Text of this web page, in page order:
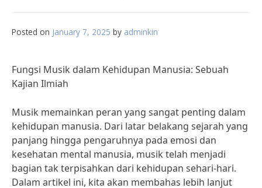
Posted on January 7, 2025 by adminkin
Fungsi Musik dalam Kehidupan Manusia: Sebuah
Kajian Ilmiah
Musik memainkan peran yang sangat penting dalam
kehidupan manusia. Dari latar belakang sejarah yang
panjang hingga pengaruhnya pada emosi dan
kesehatan mental manusia, musik telah menjadi
bagian tak terpisahkan dari kehidupan sehari-hari.
Dalam artikel ini, kita akan membahas lebih lanjut